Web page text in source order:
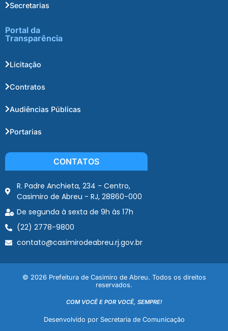
Secretarias
Portal da
Transparência
Licitação
Contratos
Audiências Públicas
Portarias
CONTATOS
R. Padre Anchieta, 234 - Centro,
Casimiro de Abreu - RJ, 28860-000
De segunda à sexta de 9h às 17h
(22) 2778-9800
contato@casimirodeabreu.rj.gov.br
© 2026 Prefeitura de Casimiro de Abreu. Todos os direitos
reservados.
COM VOCÊ E POR VOCÊ, SEMPRE!
Desenvolvido por Secretaria de Comunicação